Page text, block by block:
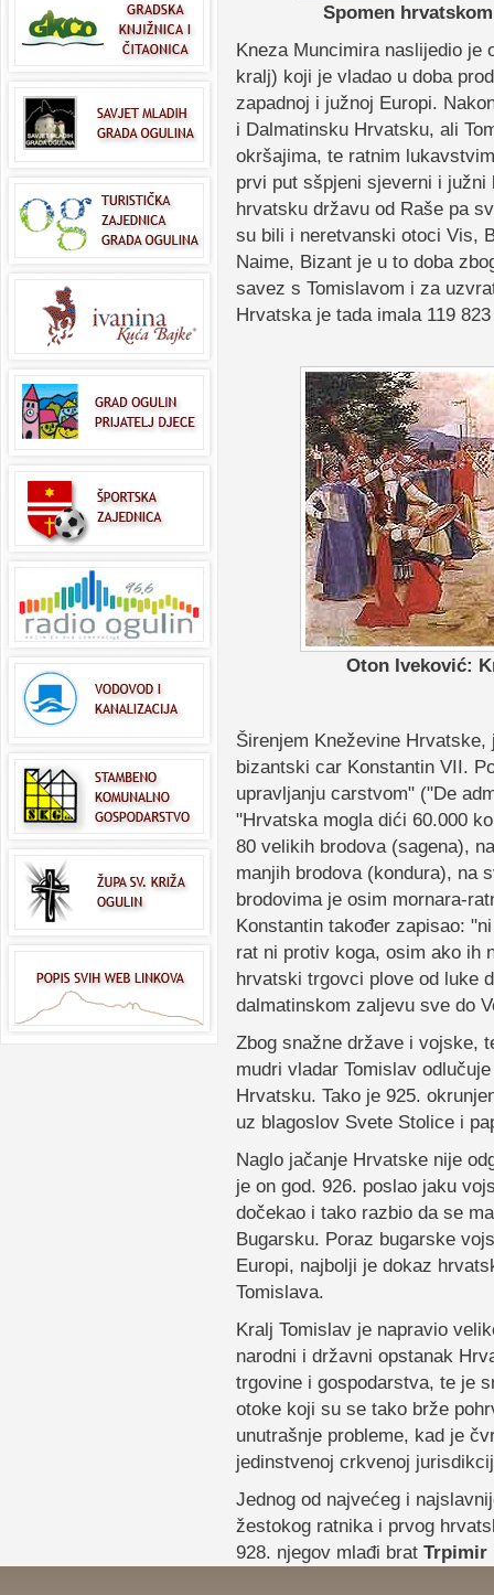
Spomen
Kneza Muncimira naslijedio je
kralj) koji je vladao u doba
zapadnoj i južnoj Europi.
i Dalmatinsku Hrvatsku, ali
okršajima, te ratnim
prvi put sšpjeni sjeverni i
hrvatsku državu od Raše pa
su bili i neretvanski otoci Vis,
Naime, Bizant je u to doba
savez s Tomislavom i za
Hrvatska je tada imala 119
Oton Iveković:
Širenjem Kneževine
bizantski car Konstantin VII.
upravljanju carstvom" ("De
"Hrvatska mogla dići 60.000
80 velikih brodova (sagena),
manjih brodova (kondura), na
brodovima je osim mornara-
Konstantin također zapisao:
rat ni protiv koga, osim ako ih
hrvatski trgovci plove od luke
dalmatinskom zaljevu sve do
Zbog snažne države i vojske,
mudri vladar Tomislav
Hrvatsku. Tako je 925.
uz blagoslov Svete Stolice i
Naglo jačanje Hrvatske nije
je on god. 926. poslao jaku
dočekao i tako razbio da se
Bugarsku. Poraz bugarske
Europi, najbolji je dokaz
Tomislava.
Kralj Tomislav je napravio
narodni i državni opstanak
trgovine i gospodarstva, te je
otoke koji su se tako brže
unutrašnje probleme, kad je
jedinstvenoj crkvenoj
Jednog od najvećeg i
žestokog ratnika i prvog
928. njegov mlađi brat Trpimir